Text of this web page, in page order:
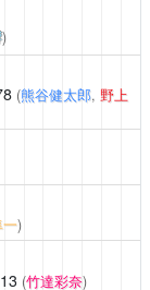
)
(熊谷健太郎, 野上
)
(竹達彩奈)